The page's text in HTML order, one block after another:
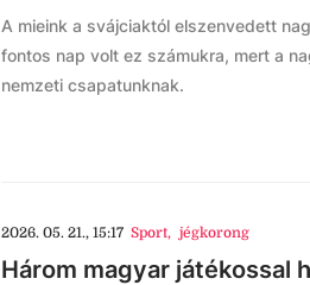
A mieink a svájciaktól elszenvedett
fontos nap volt ez számukra, mert a
nemzeti csapatunknak.
2026. 05. 21., 15:17 Sport, jégkorong
Három magyar játékossal